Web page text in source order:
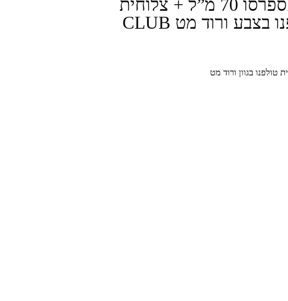
שישיית כוסות אספרסו 70 מ”ל + צלוחית
מקולקציית טולפנו בצבע ורוד מט CLUB